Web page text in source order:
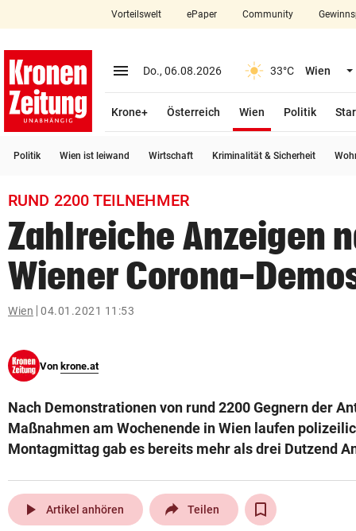
closeSchließen
account_circle Anmelden
arrow_right
bookmark
search
Suchbegriff
eingeben
© Krone Multimedia GmbH & Co KG 2026
Vorteilswelt ePaper Community
menu Menü aufklappen
Do., 06.08.2026 33°C Wien
Krone+ Österreich Wien
Politik
Politik Wien ist leiwand Wirtschaft Kriminalität & Sicherheit
RUND 2200 TEILNEHMER
Zahlreiche Anzeigen
Wiener Corona-
Wien 04.01.2021 11:53
Von krone.at
Nach Demonstrationen von rund 2200 Gegnern der
Maßnahmen am Wochenende in Wien laufen
Montagmittag gab es bereits mehr als drei Dutzend
play_arrow Artikel anhören Teilen